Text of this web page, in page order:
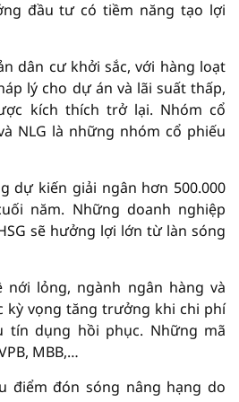
đầu tư có tiềm năng tạo lợi
dân cư khởi sắc, với hàng loạt
lý cho dự án và lãi suất thấp,
kích thích trở lại. Nhóm cổ
NLG là những nhóm cổ phiếu
dự kiến giải ngân hơn 500.000
năm. Những doanh nghiệp
sẽ hưởng lợi lớn từ làn sóng
nới lỏng, ngành ngân hàng và
kỳ vọng tăng trưởng khi chi phí
tín dụng hồi phục. Những mã
MBB,…
điểm đón sóng nâng hạng do